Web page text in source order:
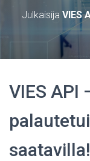
Julkaisija VIES
VIES API
saatavilla!